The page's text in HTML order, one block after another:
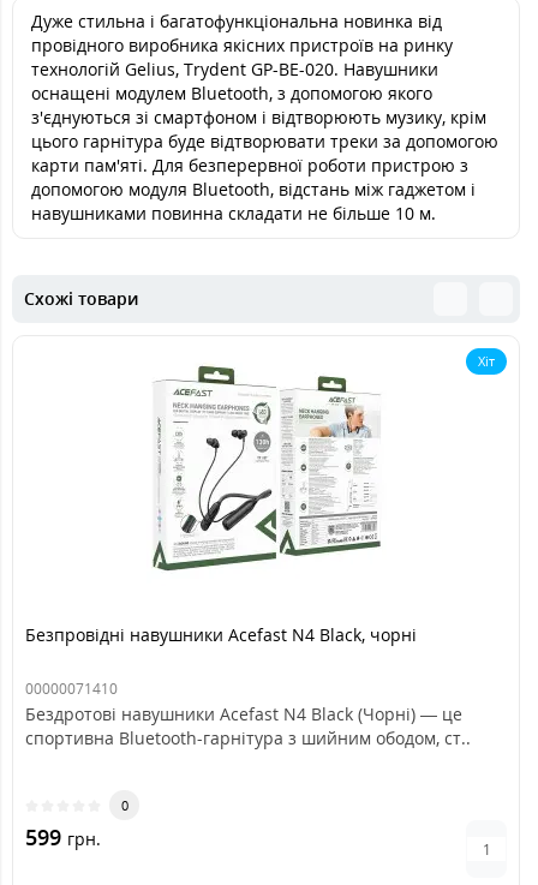
Дуже стильна і багатофункціональна новинка від
провідного виробника якісних пристроїв на ринку
технологій Gelius, Trydent GP-BE-020. Навушники
оснащені модулем Bluetooth, з допомогою якого
з'єднуються зі смартфоном і відтворюють музику, крім
цього гарнітура буде відтворювати треки за допомогою
карти пам'яті. Для безперервної роботи пристрою з
допомогою модуля Bluetooth, відстань між гаджетом і
навушниками повинна складати не більше 10 м.
Схожі товари
Хіт
Безпровідні навушники Acefast N4 Black, чорні
00000071410
Бездротові навушники Acefast N4 Black (Чорні) — це
спортивна Bluetooth-гарнітура з шийним ободом, ст..
0
599 грн.